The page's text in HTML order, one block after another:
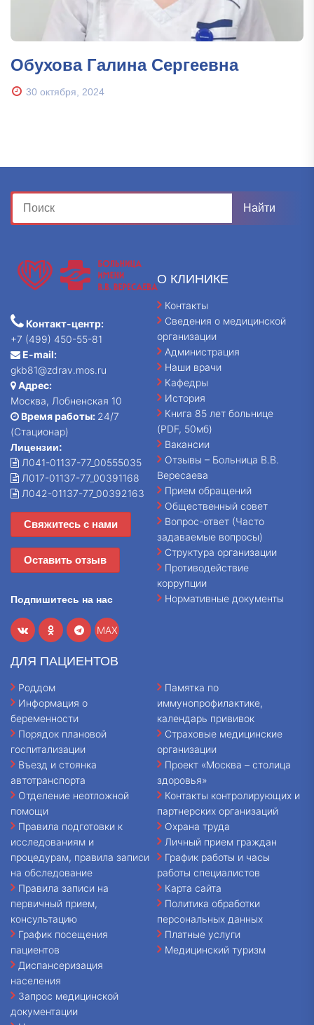
Обухова Галина Сергеевна
30 октября, 2024
Контакт-центр:
+7 (499) 450-55-81
E-mail:
gkb81@zdrav.mos.ru
Адрес:
Москва, Лобненская 10
Время работы: 24/7
(Стационар)
Лицензии:
Л041-01137-77_00555035
Л017-01137-77_00391168
Л042-01137-77_00392163
Свяжитесь с нами
Оставить отзыв
Подпишитесь на нас
MAX
О КЛИНИКЕ
Контакты
Сведения о медицинской
организации
Администрация
Наши врачи
Кафедры
История
Книга 85 лет больнице
(PDF, 50мб)
Вакансии
Отзывы – Больница В.В.
Вересаева
Прием обращений
Общественный совет
Вопрос-ответ (Часто
задаваемые вопросы)
Структура организации
Противодействие
коррупции
Нормативные документы
ДЛЯ ПАЦИЕНТОВ
Роддом
Информация о
беременности
Порядок плановой
госпитализации
Въезд и стоянка
автотранспорта
Отделение неотложной
помощи
Правила подготовки к
исследованиям и
процедурам, правила записи
на обследование
Правила записи на
первичный прием,
консультацию
График посещения
пациентов
Диспансеризация
населения
Запрос медицинской
документации
Памятка по
иммунопрофилактике,
календарь прививок
Страховые медицинские
организации
Проект «Москва – столица
здоровья»
Контакты контролирующих и
партнерских организаций
Охрана труда
Личный прием граждан
График работы и часы
работы специалистов
Карта сайта
Политика обработки
персональных данных
Платные услуги
Медицинский туризм